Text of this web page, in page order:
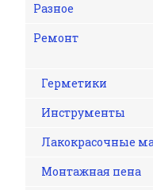
Разное
Ремонт
Герметики
Инструменты
Лакокрасочные
Монтажная пена